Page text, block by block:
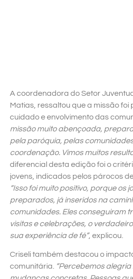
A coordenadora do Setor
Matias, ressaltou que a missão
cuidado e envolvimento das
missão muito abençoada,
pela paróquia, pelas
coordenação. Vimos muitos
diferencial desta edição foi o
jovens, indicados pelos párocos
“Isso foi muito positivo, porque os
preparados, já inseridos na
comunidades. Eles conseguiram
visitas e celebrações, o
sua experiência de fé”, explicou.
Criseli também destacou o
comunitária. “Percebemos